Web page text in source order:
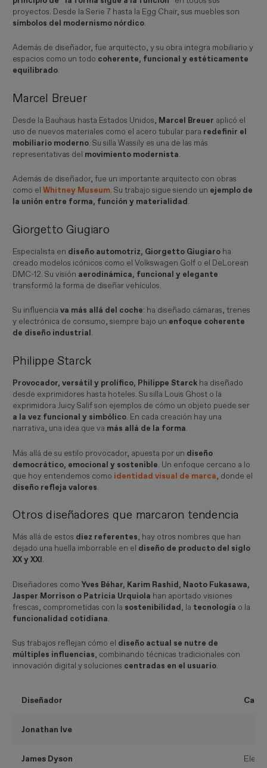
proyectos. Desde la Serie 7 hasta la Egg Chair, sus muebles son
símbolos del modernismo nórdico.
Además de diseñador, fue arquitecto, y su obra integra mobiliario y
espacios como un todo coherente, funcional y estéticamente
equilibrado.
Marcel Breuer
Desde la Bauhaus hasta Estados Unidos, Marcel Breuer aplicó el
uso de nuevos materiales como el acero tubular para redefinir el
mobiliario moderno. Su silla Wassily es una de las más
representativas del movimiento modernista.
Además de diseñador, fue un importante arquitecto con obras
como elWhitney Museum. Su trabajo sigue siendo un ejemplo de
la unión entre forma, función y materialidad.
Giorgetto Giugiaro
Especialista en diseño automotriz, Giorgetto Giugiaro ha
creado modelos icónicos como el Volkswagen Golf o el DeLorean
DMC-12. Su visión aerodinámica, funcional y elegante
transformó la forma de diseñar vehículos.
Su influencia va más allá del coche: ha diseñado cámaras, trenes
y electrónica de consumo, siempre bajo un enfoque coherente
de diseño industrial.
Philippe Starck
Provocador, versátil y prolífico, Philippe Starck ha diseñado
desde exprimidores hasta hoteles. Su silla Louis Ghost o la
exprimidora Juicy Salif son ejemplos de cómo un objeto puede ser
a la vez funcional y simbólico. En cada creación hay una
narrativa, una idea que va más allá de la forma.
Más allá de su estilo provocador, apuesta por un diseño
democrático, emocional y sostenible. Un enfoque cercano a lo
que hoy entendemos como identidad visual de marca, donde el
diseño refleja valores.
Otros diseñadores que marcaron tendencia
Más allá de estos diez referentes, hay otros nombres que han
dejado una huella imborrable en el diseño de producto del siglo
XX y XXI .
Diseñadores como Yves Béhar, Karim Rashid, Naoto Fukasawa,
Jasper Morrison o Patricia Urquiola han aportado visiones
frescas, comprometidas con la sostenibilidad, la tecnología o la
funcionalidad cotidiana.
Sus trabajos reflejan cómo el diseño actual se nutre de
múltiples influencias, combinando técnicas tradicionales con
innovación digital y soluciones centradas en el usuario.
Diseñador
Jonathan Ive
James Dyson